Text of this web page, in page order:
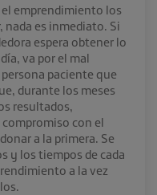
el emprendimiento los
nada es inmediato. Si
espera obtener lo
va por el mal
paciente que
durante los meses
resultados,
con el
a la primera. Se
y los tiempos de cada
a la vez